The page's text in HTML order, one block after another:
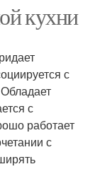
кухни
с
с
работает
с